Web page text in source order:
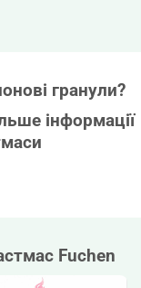
гранули?
інформації
Fuchen